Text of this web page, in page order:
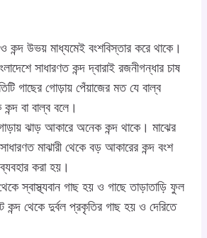
কন্দ উভয় মাধ্যমেই বংশবিস্তার করে থাকে।
সাধারণত কন্দ দ্বারাই রজনীগন্ধার চাষ
গাছের গোড়ায় পেঁয়াজের মত যে বাল্ব
বা বাল্ব বলে।
ঝাড় আকারে অনেক কন্দ থাকে। মাঝের
মাঝারী থেকে বড় আকারের কন্দ বংশ
করা হয়।
স্বাস্থ্যবান গাছ হয় ও গাছে তাড়াতাড়ি ফুল
থেকে দুর্বল প্রকৃতির গাছ হয় ও দেরিতে